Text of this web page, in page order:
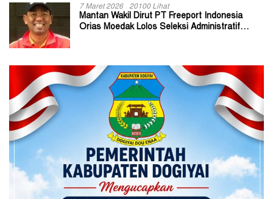
7 Maret 2026 20100 Lihat
Mantan Wakil Dirut PT Freeport Indonesia
Orias Moedak Lolos Seleksi Administratif